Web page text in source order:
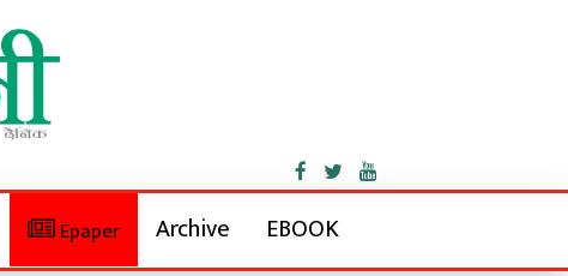
Epaper Archive EBOOK